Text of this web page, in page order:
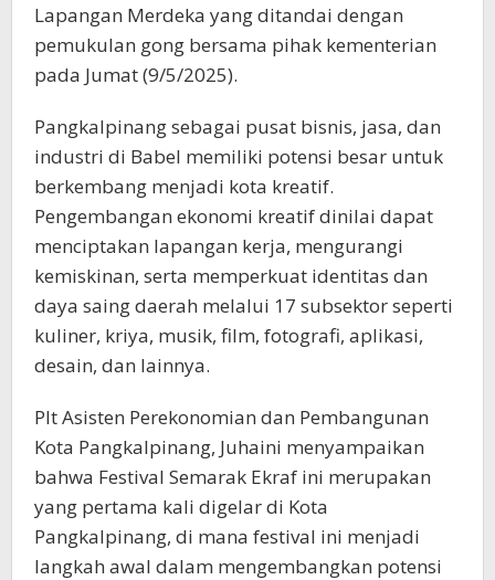
Lapangan Merdeka yang ditandai dengan
pemukulan gong bersama pihak kementerian
pada Jumat (9/5/2025).
Pangkalpinang sebagai pusat bisnis, jasa, dan
industri di Babel memiliki potensi besar untuk
berkembang menjadi kota kreatif.
Pengembangan ekonomi kreatif dinilai dapat
menciptakan lapangan kerja, mengurangi
kemiskinan, serta memperkuat identitas dan
daya saing daerah melalui 17 subsektor seperti
kuliner, kriya, musik, film, fotografi, aplikasi,
desain, dan lainnya.
Plt Asisten Perekonomian dan Pembangunan
Kota Pangkalpinang, Juhaini menyampaikan
bahwa Festival Semarak Ekraf ini merupakan
yang pertama kali digelar di Kota
Pangkalpinang, di mana festival ini menjadi
langkah awal dalam mengembangkan potensi